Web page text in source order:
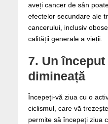
aveți cancer de sân
efectelor secundare ale
cancerului, inclusiv
calității generale a vieții.
7. Un
dimineață
Începeți-vă ziua cu o
ciclismul, care vă
permite să începeți ziua